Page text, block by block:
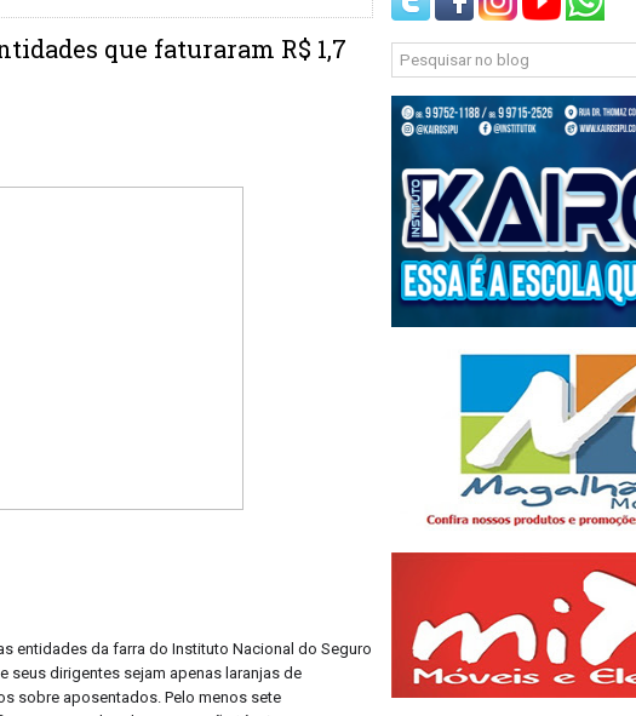
que faturaram R$ 1,7
entidades da farra do Instituto Nacional do Seguro
seus dirigentes sejam apenas laranjas de
sobre aposentados. Pelo menos sete